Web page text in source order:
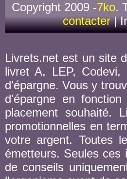
Copyright 2009 -7ko.
contacter|
Livrets.net est un site
livret A, LEP,
d'épargne. Vous y
d'épargne en
placement souhaité.
promotionnelles en
votre argent. Toutes
émetteurs. Seules ces
de conseils